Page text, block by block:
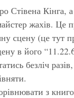
Стівена Кінга,
жахів. Це
сцену (це тут
в його
безліч
з